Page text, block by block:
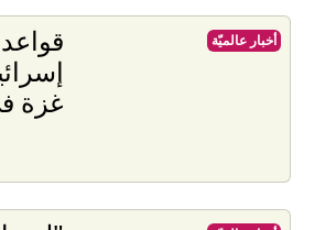
غزة
أخبار عالميّة